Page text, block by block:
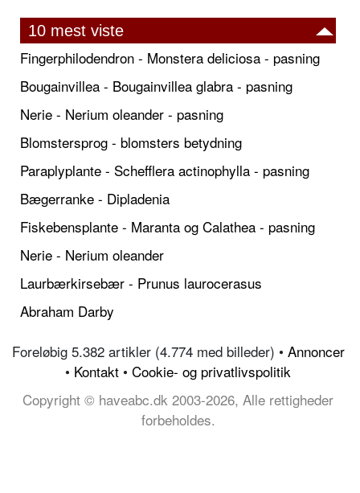
10 mest viste
Fingerphilodendron - Monstera deliciosa - pasning
Bougainvillea - Bougainvillea glabra - pasning
Nerie - Nerium oleander - pasning
Blomstersprog - blomsters betydning
Paraplyplante - Schefflera actinophylla - pasning
Bægerranke - Dipladenia
Fiskebensplante - Maranta og Calathea - pasning
Nerie - Nerium oleander
Laurbærkirsebær - Prunus laurocerasus
Abraham Darby
Foreløbig 5.382 artikler (4.774 med billeder) • Annoncer
• Kontakt • Cookie- og privatlivspolitik
Copyright © haveabc.dk 2003-2026, Alle rettigheder
forbeholdes.